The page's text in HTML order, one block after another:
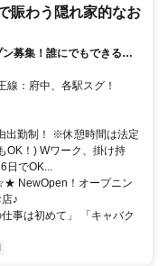
賑わう隠れ家的なお
募集！誰にでもできる気
王線：府中、各駅スグ！
出勤制！ ※休憩時間は法定
OK！) Wワーク、掛け持
日でOK...
！オープニン
♪
初めて」 「キャバク